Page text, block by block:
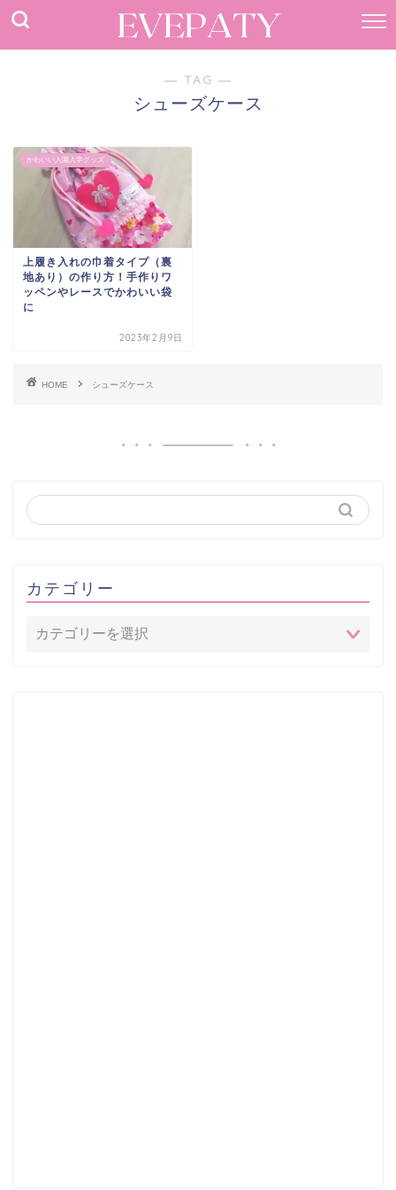
― TAG ―
シューズケース
かわいい入園入学グッズ
上履き入れの巾着タイプ（裏
地あり）の作り方！手作りワ
ッペンやレースでかわいい袋
に
2023年2月9日
HOME シューズケース
カテゴリー